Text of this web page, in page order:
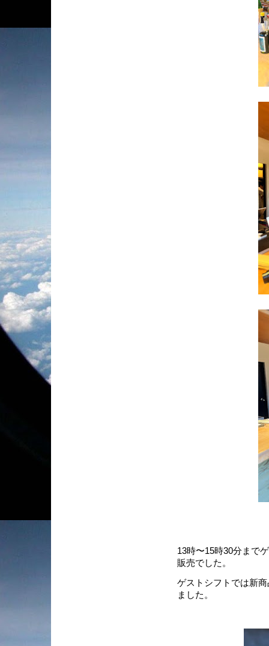
13時〜15時30分まで
販売でした。
ゲストシフトでは新
ました。